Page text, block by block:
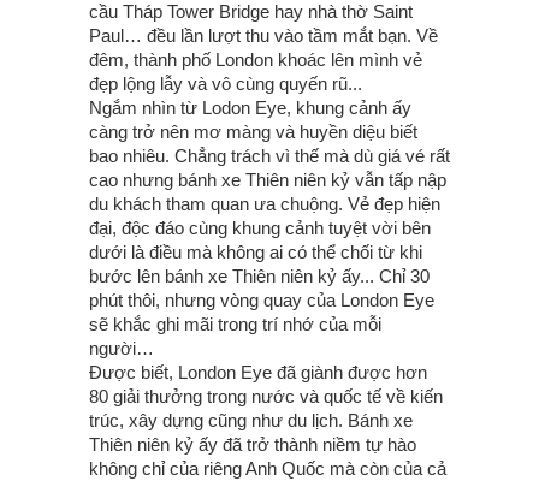
cầu Tháp Tower Bridge hay nhà thờ Saint
Paul… đều lần lượt thu vào tầm mắt bạn. Về
đêm, thành phố London khoác lên mình vẻ
đẹp lộng lẫy và vô cùng quyến rũ...
Ngắm nhìn từ Lodon Eye, khung cảnh ấy
càng trở nên mơ màng và huyền diệu biết
bao nhiêu. Chẳng trách vì thế mà dù giá vé rất
cao nhưng bánh xe Thiên niên kỷ vẫn tấp nập
du khách tham quan ưa chuộng. Vẻ đẹp hiện
đại, độc đáo cùng khung cảnh tuyệt vời bên
dưới là điều mà không ai có thể chối từ khi
bước lên bánh xe Thiên niên kỷ ấy... Chỉ 30
phút thôi, nhưng vòng quay của London Eye
sẽ khắc ghi mãi trong trí nhớ của mỗi
người…
Được biết, London Eye đã giành được hơn
80 giải thưởng trong nước và quốc tế về kiến
trúc, xây dựng cũng như du lịch. Bánh xe
Thiên niên kỷ ấy đã trở thành niềm tự hào
không chỉ của riêng Anh Quốc mà còn của cả